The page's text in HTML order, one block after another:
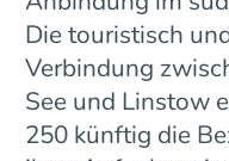
Die touristisch
Verbindung
See und Linstow
250 künftig die